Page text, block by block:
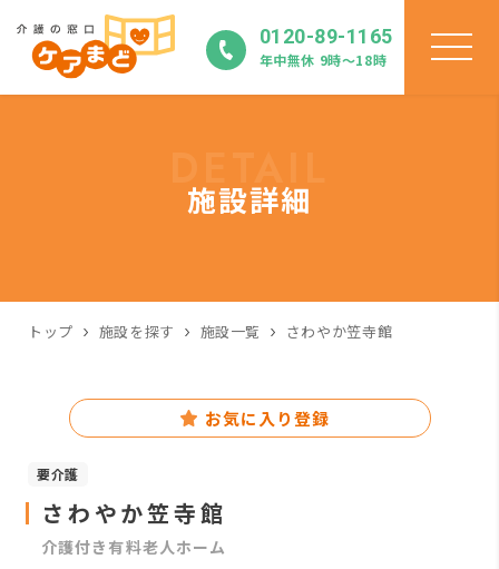
0120-89-1165
年中無休 9時〜18時
施設詳細
トップ 施設を探す 施設一覧 さわやか笠寺館
お気に入り登録
要介護
さわやか笠寺館
介護付き有料老人ホーム